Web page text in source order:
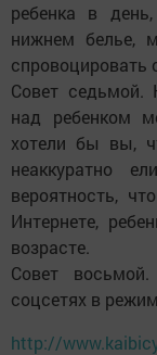
ребенка в
нижнем белье,
спровоцировать
Совет седьмой.
над ребенком
хотели бы вы,
неаккуратно
вероятность,
Интернете,
возрасте.
Совет
соцсетях в
http://